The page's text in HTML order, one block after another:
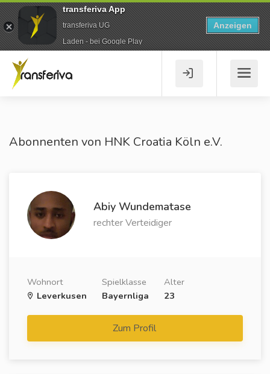
Abonnenten von HNK Croatia Köln e.V.
Abiy Wundematase
rechter Verteidiger
Wohnort
Leverkusen
Spielklasse
Bayernliga
Alter
23
Zum Profil
transferiva App
transferiva UG
Laden - bei Google Play
Anzeigen